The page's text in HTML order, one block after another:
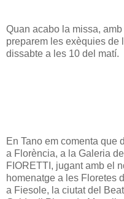
Quan acabo la missa,
preparem les exèquies de
dissabte a les 10 del matí.
En Tano em comenta que
a Florència, a la Galeria
FIORETTI, jugant amb el
homenatge a les Floretes
a Fiesole, la ciutat del